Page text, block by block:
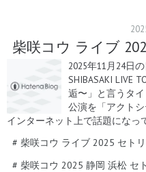
柴咲コウ ライブ
2025年11月24日
SHIBASAKI LIVE
逅〜」と言うタ
公演を「アクト
インターネット上で話題にな
# 柴咲コウ ライブ 2025 セトリ
# 柴咲コウ 2025 静岡 浜松 セ